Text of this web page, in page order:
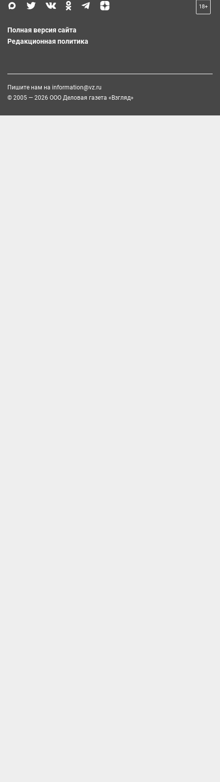
18+
Полная версия сайта
Редакционная политика
Пишите нам на information@vz.ru
© 2005 — 2026 ООО Деловая газета «Взгляд»